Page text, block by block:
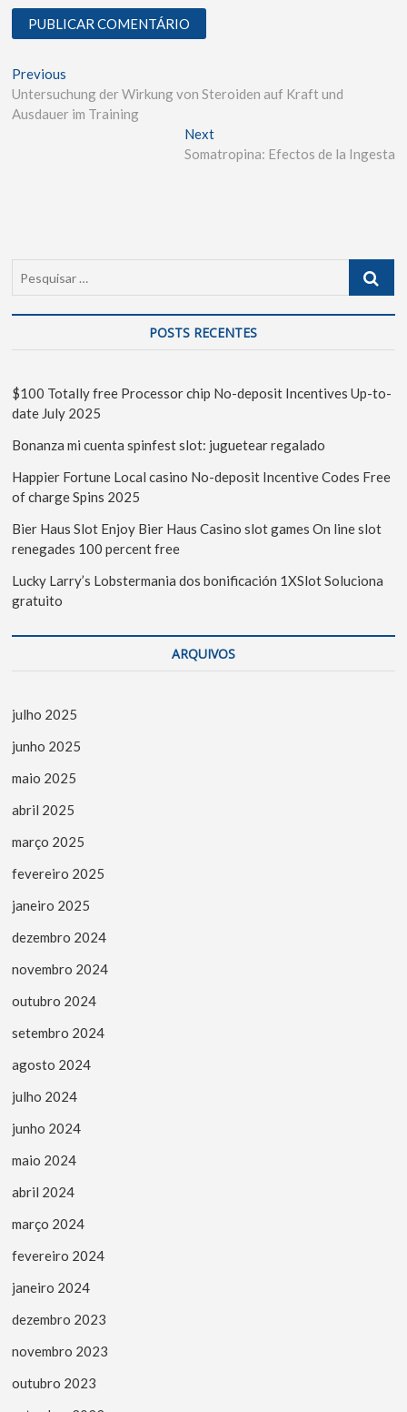
Previous
Untersuchung der Wirkung von Steroiden auf Kraft und
Ausdauer im Training
Next
Somatropina: Efectos de la Ingesta
POSTS RECENTES
$100 Totally free Processor chip No-deposit Incentives Up-to-
date July 2025
Bonanza mi cuenta spinfest slot: juguetear regalado
Happier Fortune Local casino No-deposit Incentive Codes Free
of charge Spins 2025
Bier Haus Slot Enjoy Bier Haus Casino slot games On line slot
renegades 100 percent free
Lucky Larry’s Lobstermania dos bonificación 1XSlot Soluciona
gratuito
ARQUIVOS
julho 2025
junho 2025
maio 2025
abril 2025
março 2025
fevereiro 2025
janeiro 2025
dezembro 2024
novembro 2024
outubro 2024
setembro 2024
agosto 2024
julho 2024
junho 2024
maio 2024
abril 2024
março 2024
fevereiro 2024
janeiro 2024
dezembro 2023
novembro 2023
outubro 2023